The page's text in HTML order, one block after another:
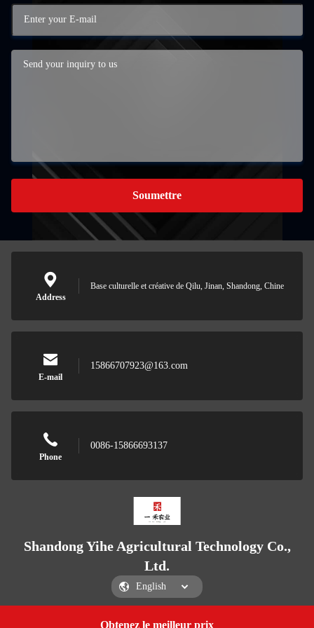
Obtenez le meilleur prix
Soumettre
Address
Base culturelle et créative de Qilu, Jinan, Shandong, Chine
E-mail
15866707923@163.com
Phone
0086-15866693137
Shandong Yihe Agricultural Technology Co.,
Ltd.